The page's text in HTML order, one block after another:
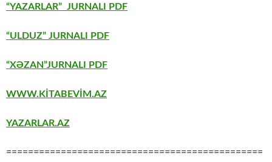
“YAZARLAR” JURNALI PDF
“ULDUZ” JURNALI PDF
“XƏZAN”JURNALI PDF
WWW.KİTABEVİM.AZ
YAZARLAR.AZ
===============================================